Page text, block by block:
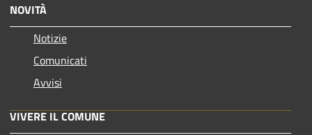
NOVITÀ
Notizie
Comunicati
Avvisi
VIVERE IL COMUNE